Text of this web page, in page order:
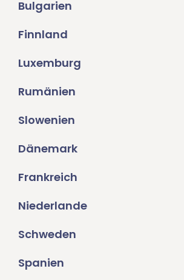
Bulgarien
Finnland
Luxemburg
Rumänien
Slowenien
Dänemark
Frankreich
Niederlande
Schweden
Spanien